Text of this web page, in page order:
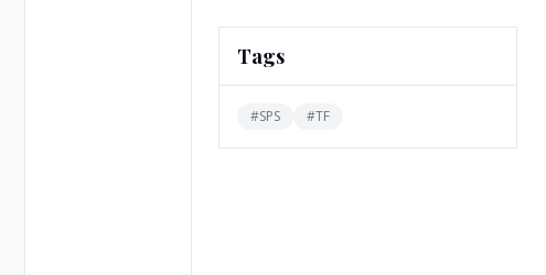
Tags
#SPS #TF